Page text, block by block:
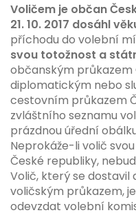
Voličem je občan
21. 10. 2017 dosáhl
příchodu do volební
svou totožnost a
občanským průkazem
diplomatickým nebo
cestovním průkazem
zvláštního seznamu
prázdnou úřední
Neprokáže-li volič
České republiky,
Volič, který se
voličským průkazem,
odevzdat volební